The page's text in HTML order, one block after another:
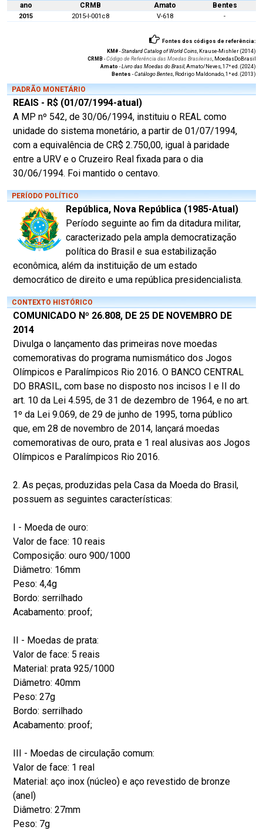
ano CRMB Amato Bentes
2015 2015-I-001c8 V-618 -
Fontes dos códigos de referência:
KM#-Standard Catalog of World Coins , Krause-Mishler (2014)
CRMB -Código de Referência das Moedas Brasileiras , MoedasDoBrasil
Amato -Livro das Moedas do Brasil , Amato/Neves, 17ª ed. (2024)
Bentes -Catálogo Bentes , Rodrigo Maldonado, 1ª ed. (2013)
PADRÃO MONETÁRIO
REAIS - R$ (01/07/1994-atual)
A MP nº 542, de 30/06/1994, instituiu o REAL como
unidade do sistema monetário, a partir de 01/07/1994,
com a equivalência de CR$ 2.750,00, igual à paridade
entre a URV e o Cruzeiro Real fixada para o dia
30/06/1994. Foi mantido o centavo.
PERÍODO POLÍTICO
República, Nova República (1985-Atual)
Período seguinte ao fim da ditadura militar,
caracterizado pela ampla democratização
política do Brasil e sua estabilização
econômica, além da instituição de um estado
democrático de direito e uma república presidencialista.
CONTEXTO HISTÓRICO
COMUNICADO Nº 26.808, DE 25 DE NOVEMBRO DE
2014
Divulga o lançamento das primeiras nove moedas
comemorativas do programa numismático dos Jogos
Olímpicos e Paralímpicos Rio 2016. O BANCO CENTRAL
DO BRASIL, com base no disposto nos incisos I e II do
art. 10 da Lei 4.595, de 31 de dezembro de 1964, e no art.
1º da Lei 9.069, de 29 de junho de 1995, torna público
que, em 28 de novembro de 2014, lançará moedas
comemorativas de ouro, prata e 1 real alusivas aos Jogos
Olímpicos e Paralímpicos Rio 2016.
2. As peças, produzidas pela Casa da Moeda do Brasil,
possuem as seguintes características:
I - Moeda de ouro:
Valor de face: 10 reais
Composição: ouro 900/1000
Diâmetro: 16mm
Peso: 4,4g
Bordo: serrilhado
Acabamento: proof;
II - Moedas de prata:
Valor de face: 5 reais
Material: prata 925/1000
Diâmetro: 40mm
Peso: 27g
Bordo: serrilhado
Acabamento: proof;
III - Moedas de circulação comum:
Valor de face: 1 real
Material: aço inox (núcleo) e aço revestido de bronze
(anel)
Diâmetro: 27mm
Peso: 7g